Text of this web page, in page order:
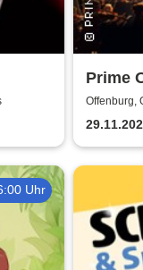
Prime
Offenburg,
Uhr